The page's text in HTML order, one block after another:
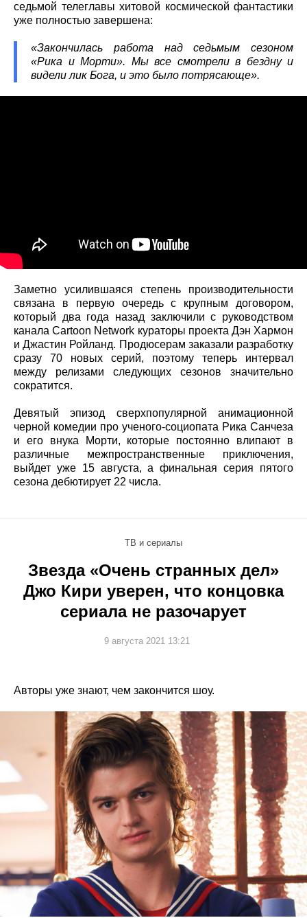
седьмой телеглавы хитовой космической фантастики
уже полностью завершена:
«Закончилась работа над седьмым сезоном
«Рика и Морти». Мы все смотрели в бездну и
видели лик Бога, и это было потрясающе».
Заметно усилившаяся степень производительности
связана в первую очередь с крупным договором,
который два года назад заключили с руководством
канала Cartoon Network кураторы проекта Дэн Хармон
и Джастин Ройланд. Продюсерам заказали разработку
сразу 70 новых серий, поэтому теперь интервал
между релизами следующих сезонов значительно
сократится.
Девятый эпизод сверхпопулярной анимационной
черной комедии про ученого-социопата Рика Санчеза
и его внука Морти, которые постоянно влипают в
различные межпространственные приключения,
выйдет уже 15 августа, а финальная серия пятого
сезона дебютирует 22 числа.
ТВ и сериалы
Звезда «Очень странных дел»
Джо Кири уверен, что концовка
сериала не разочарует
9 августа 2021 13:21
Авторы уже знают, чем закончится шоу.